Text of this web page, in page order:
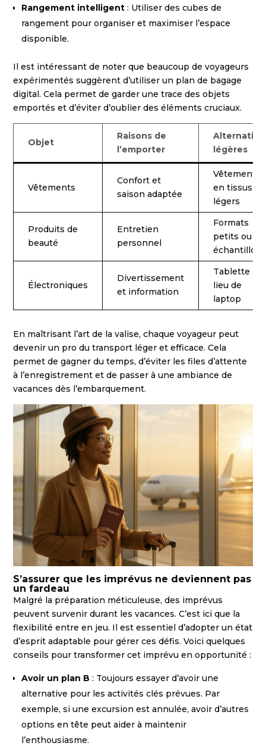
Rangement intelligent : Utiliser des cubes de
rangement pour organiser et maximiser l’espace
disponible.
Il est intéressant de noter que beaucoup de voyageurs
expérimentés suggèrent d’utiliser un plan de bagage
digital. Cela permet de garder une trace des objets
emportés et d’éviter d’oublier des éléments cruciaux.
Objet
Raisons de
l’emporter
légères
Vêtements
Confort et
saison adaptée
Vêtements
en tissus
légers
Produits de
beauté
Entretien
personnel
Formats
petits ou
Électroniques
Divertissement
et information
Tablette au
lieu de
laptop
En maîtrisant l’art de la valise, chaque voyageur peut
devenir un pro du transport léger et efficace. Cela
permet de gagner du temps, d’éviter les files d’attente
à l’enregistrement et de passer à une ambiance de
vacances dès l’embarquement.
S’assurer que les imprévus ne deviennent pas
un fardeau
Malgré la préparation méticuleuse, des imprévus
peuvent survenir durant les vacances. C’est ici que la
flexibilité entre en jeu. Il est essentiel d’adopter un état
d’esprit adaptable pour gérer ces défis. Voici quelques
conseils pour transformer cet imprévu en opportunité :
Avoir un plan B : Toujours essayer d’avoir une
alternative pour les activités clés prévues. Par
exemple, si une excursion est annulée, avoir d’autres
options en tête peut aider à maintenir
l’enthousiasme.